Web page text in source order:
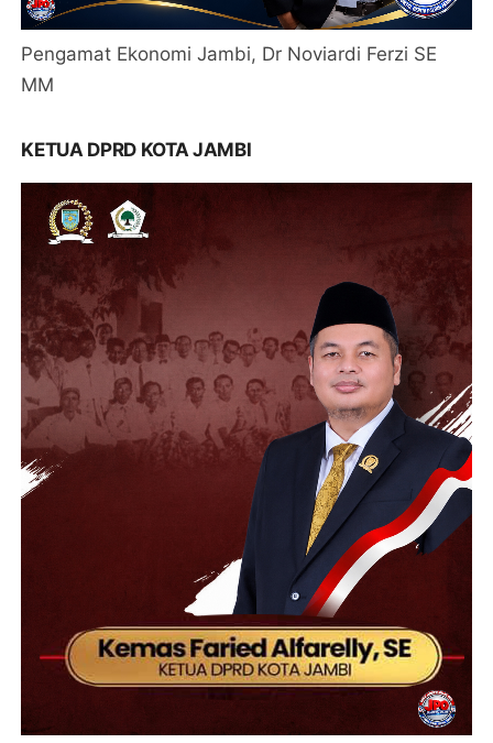
Pengamat Ekonomi Jambi, Dr Noviardi Ferzi SE
MM
KETUA DPRD KOTA JAMBI